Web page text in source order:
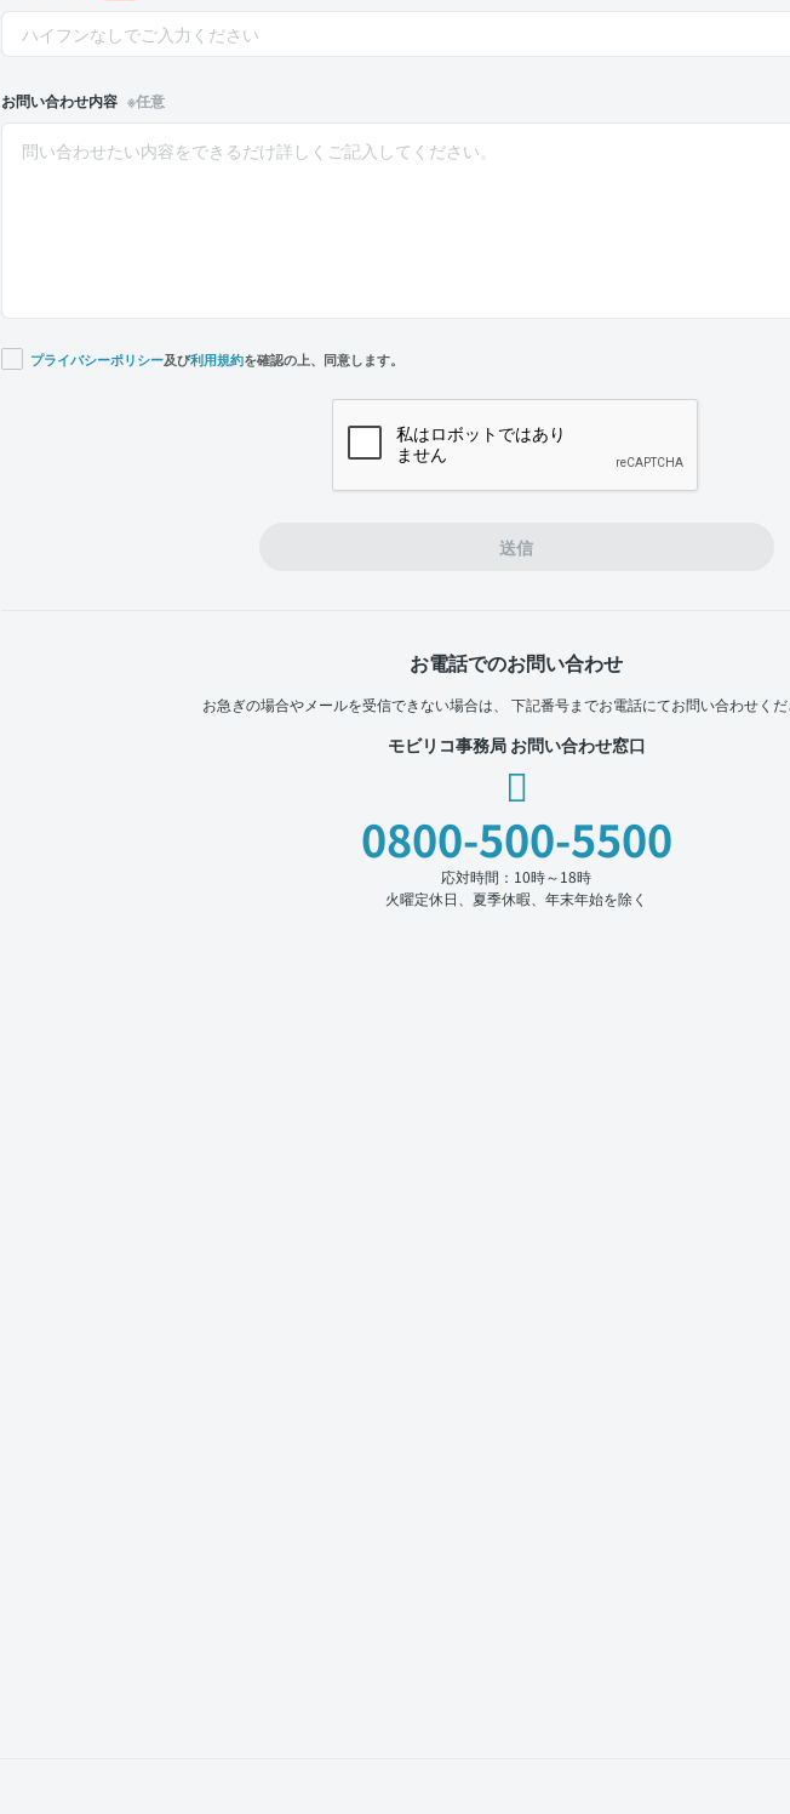
お問い合わせ内容 ※任意
プライバシーポリシー及び利用規約を確認の上、同意します。
送信
お電話でのお問い合わせ
お急ぎの場合やメールを受信できない場合は、 下記番号までお電話にてお問い合わせくだ
モビリコ事務局 お問い合わせ窓口
0800-500-5500
応対時間：10時～18時
火曜定休日、夏季休暇、年末年始を除く